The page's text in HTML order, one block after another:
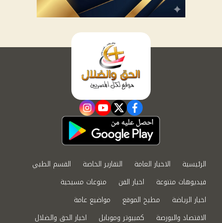
facebook
twitter
youtube
instagram
الرئيسية الاخبار العامة التقارير الخاصة
القسم الطبي
فيديوهات متنوعة
اخبار الفن
منوعات مسيحية
اخبار الرياضة
مطبخ الموقع
مواضيع عامة
الاقتصاد والبورصة
كمبيوتر وموبايل اخبار الحق والضلال